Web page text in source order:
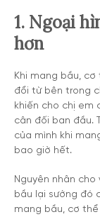
1. Ngoại
hơn
Khi mang bầu,
đổi từ bên trong
khiến cho chị em
cân đối ban đầu.
của mình khi
bao giờ hết.
Nguyên nhân
bầu lại sướng đó
mang bầu, cơ